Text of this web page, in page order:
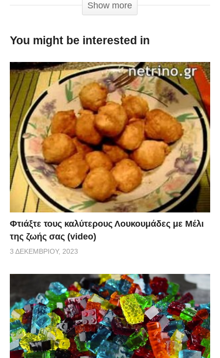
– 1/4 κούπας + 1 κ.σ. βούτυρο
– 1 κ.γ. κανέλα σε σκόνη
Για τη ζύμη:
– Περίπου 1/3 κούπας βούτυρο (75 γραμμάρια), σε
θερμοκρασία δωματίου
– 5 κ.σ. ζάχαρη
– 3 αβγά
– 3 κ.σ. κρέμα γάλακτος
– Ξύσμα από ένα λεμόνι
– 1 κ.γ. βανίλια σε σκόνη
– 2 κ.γ. baking powder
– 11 κ.σ. αλεύρι
Δεν είναι τέλεια αυτή η συνταγή; Την έχετε δοκιμάσει
ποτέ;
via
Show more
You might be interested in
Φτιάξτε τους καλύτερους Λουκουμάδες με Μέλι
της ζωής σας (video)
3 ΔΕΚΕΜΒΡΊΟΥ, 2023